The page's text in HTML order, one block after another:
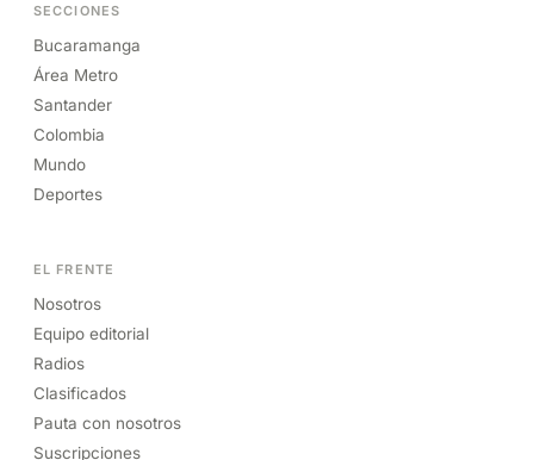
SECCIONES
Bucaramanga
Área Metro
Santander
Colombia
Mundo
Deportes
EL FRENTE
Nosotros
Equipo editorial
Radios
Clasificados
Pauta con nosotros
Suscripciones